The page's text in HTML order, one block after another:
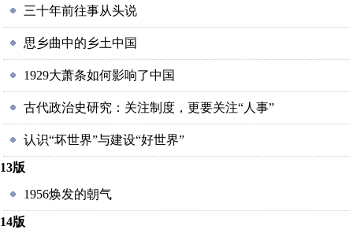
三十年前往事从头说
思乡曲中的乡土中国
1929大萧条如何影响了中国
古代政治史研究：关注制度，更要关注“人事”
认识“坏世界”与建设“好世界”
13版
1956焕发的朝气
14版